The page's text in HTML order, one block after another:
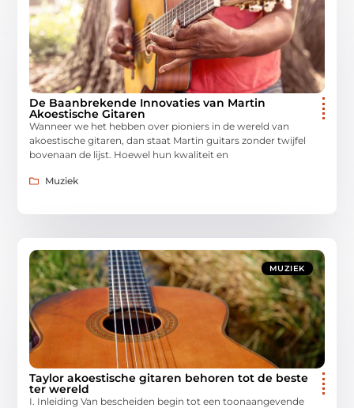
De Baanbrekende Innovaties van Martin
Akoestische Gitaren
Wanneer we het hebben over pioniers in de wereld van
akoestische gitaren, dan staat Martin guitars zonder twijfel
bovenaan de lijst. Hoewel hun kwaliteit en
Muziek
MUZIEK
Taylor akoestische gitaren behoren tot de beste
ter wereld
I. Inleiding Van bescheiden begin tot een toonaangevende